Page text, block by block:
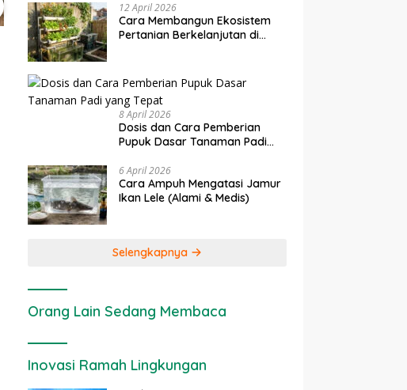
Penerapan IoT dalam
Pertanian Modern di Indonesia
Ekonomi Sumber Daya Lahan:
12 April 2026
Cara Membangun Ekosistem
Pertanian Berkelanjutan di
8 April 2026
Dosis dan Cara Pemberian
Pupuk Dasar Tanaman Padi
6 April 2026
Cara Ampuh Mengatasi Jamur
Ikan Lele (Alami & Medis)
Selengkapnya
Orang Lain Sedang Membaca
Inovasi Ramah Lingkungan